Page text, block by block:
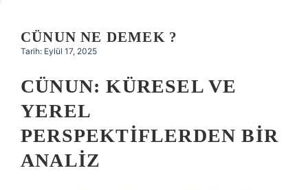
Hakkımızda
CÜNUN NE DEMEK ?
Tarih: Eylül 17, 2025
CÜNUN: KÜRESEL VE
YEREL
PERSPEKTIFLERDEN BIR
ANALIZ